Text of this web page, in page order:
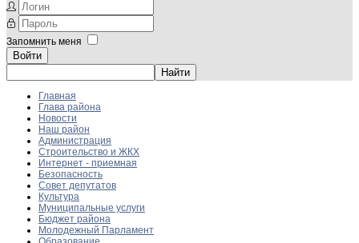
Запомнить меня
Войти
Главная
Глава района
Новости
Наш район
Администрация
Строительство и ЖКХ
Интернет - приемная
Безопасность
Совет депутатов
Культура
Муниципальные услуги
Бюджет района
Молодежный Парламент